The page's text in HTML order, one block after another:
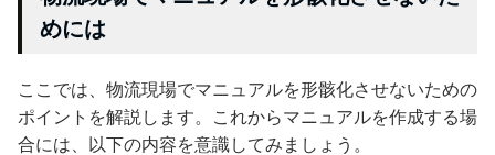
めには
ここでは、物流現場でマニュアルを形骸化させないための
ポイントを解説します。これからマニュアルを作成する場
合には、以下の内容を意識してみましょう。